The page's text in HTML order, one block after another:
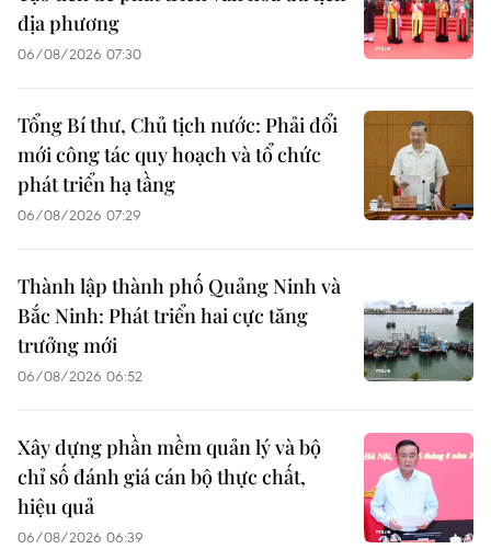
địa phương
06/08/2026 07:30
Tổng Bí thư, Chủ tịch nước: Phải đổi
mới công tác quy hoạch và tổ chức
phát triển hạ tầng
06/08/2026 07:29
Thành lập thành phố Quảng Ninh và
Bắc Ninh: Phát triển hai cực tăng
trưởng mới
06/08/2026 06:52
Xây dựng phần mềm quản lý và bộ
chỉ số đánh giá cán bộ thực chất,
hiệu quả
06/08/2026 06:39